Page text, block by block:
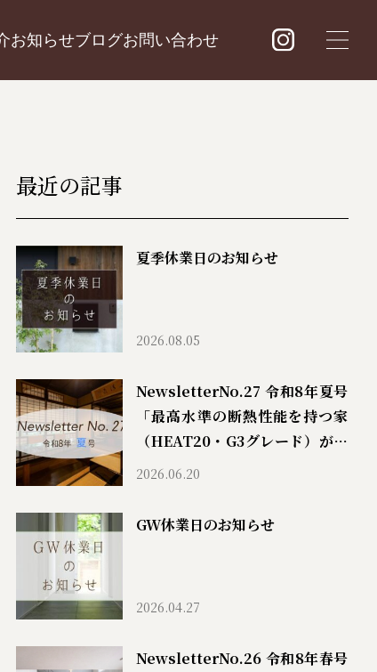
お知らせブログお問い合わせ
最近の記事
夏季休業日のお知らせ
2026.08.05
NewsletterNo.27 令和8年夏号
「最高水準の断熱性能を持つ家
（HEAT20・G3グレード）が完
成しました、他」をお届けいた
2026.06.20
GW休業日のお知らせ
2026.04.27
NewsletterNo.26 令和8年春号